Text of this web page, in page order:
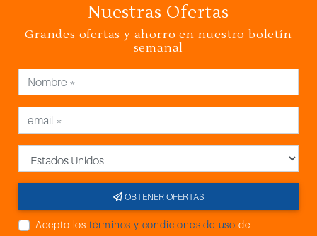
Nuestras Ofertas
Grandes ofertas y ahorro en nuestro boletín
semanal
OBTENER OFERTAS
Acepto los términos y condiciones de uso de